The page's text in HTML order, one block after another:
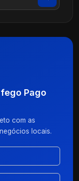
Pago
com as
locais.